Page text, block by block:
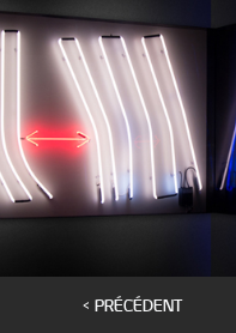
< PRÉCÉDENT